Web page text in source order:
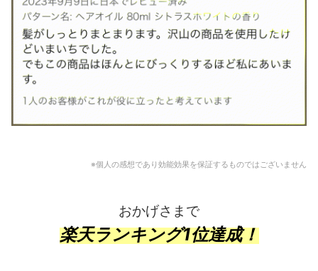
※個人の感想であり効能効果を保証するものではございません
おかげさまで
楽天ランキング1位達成！